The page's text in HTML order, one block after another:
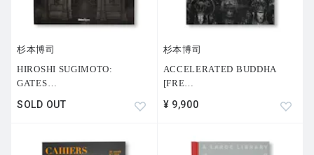
杉本博司
HIROSHI SUGIMOTO:
GATES
SOLD OUT
杉本博司
ACCELERATED BUDDHA
[FRE
¥ 9,900